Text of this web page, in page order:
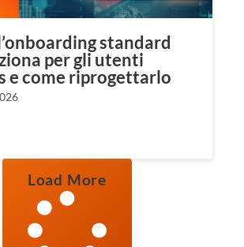
standard
per gli utenti
e come riprogettarlo
Load More